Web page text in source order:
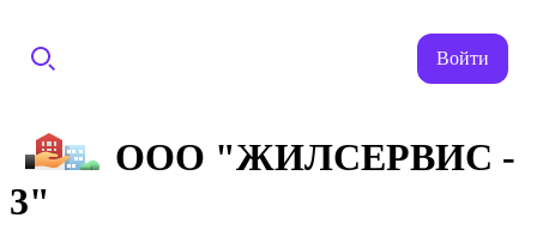
Войти
ООО "ЖИЛСЕРВИС -
3"